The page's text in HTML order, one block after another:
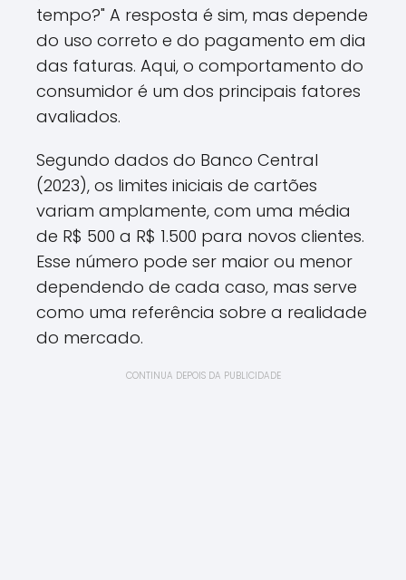
tempo?" A resposta é sim, mas depende
do uso correto e do pagamento em dia
das faturas. Aqui, o comportamento do
consumidor é um dos principais fatores
avaliados.
Segundo dados do Banco Central
(2023), os limites iniciais de cartões
variam amplamente, com uma média
de R$ 500 a R$ 1.500 para novos clientes.
Esse número pode ser maior ou menor
dependendo de cada caso, mas serve
como uma referência sobre a realidade
do mercado.
CONTINUA DEPOIS DA PUBLICIDADE